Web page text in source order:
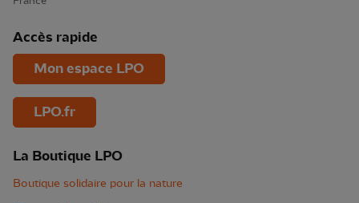
Accès rapide
Mon espace LPO
LPO.fr
La Boutique LPO
Boutique solidaire pour la nature